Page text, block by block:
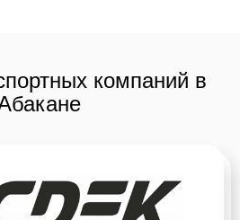
компаний в